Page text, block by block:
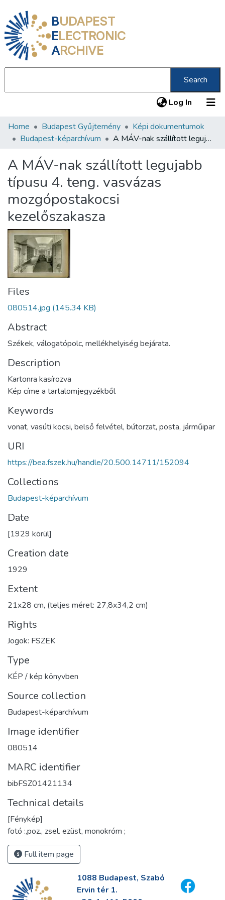
BUDAPEST
ELECTRONIC
ARCHIVE
Search
Log In (current)
Communities & Collections
Statistics
About us
Home Budapest Gyűjtemény
Képi dokumentumok
Budapest-képarchívum
A MÁV-nak szállított legujabb típusu 4. teng. vasvázas mozgópostakocsi kezelőszakasza
A MÁV-nak szállított legujabb
típusu 4. teng. vasvázas
mozgópostakocsi
kezelőszakasza
Files
080514.jpg (145.34 KB)
Abstract
Székek, válogatópolc, mellékhelyiség bejárata.
Description
Kartonra kasírozva
Kép címe a tartalomjegyzékből
Keywords
vonat, vasúti kocsi, belső felvétel, bútorzat, posta, járműipar
URI
https://bea.fszek.hu/handle/20.500.14711/152094
Collections
Budapest-képarchívum
Date
[1929 körül]
Creation date
1929
Extent
21x28 cm, (teljes méret: 27,8x34,2 cm)
Rights
Jogok: FSZEK
Type
KÉP / kép könyvben
Source collection
Budapest-képarchívum
Image identifier
080514
MARC identifier
bibFSZ01421134
Technical details
[Fénykép]
fotó :,poz., zsel. ezüst, monokróm ;
Full item page
1088 Budapest, Szabó
Ervin tér 1.